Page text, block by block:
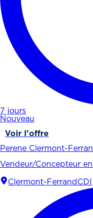
7 jours
Nouveau
Voir l'offre
Perene Clermont-
Vendeur/Concepteur
Clermont-Ferrand CDI